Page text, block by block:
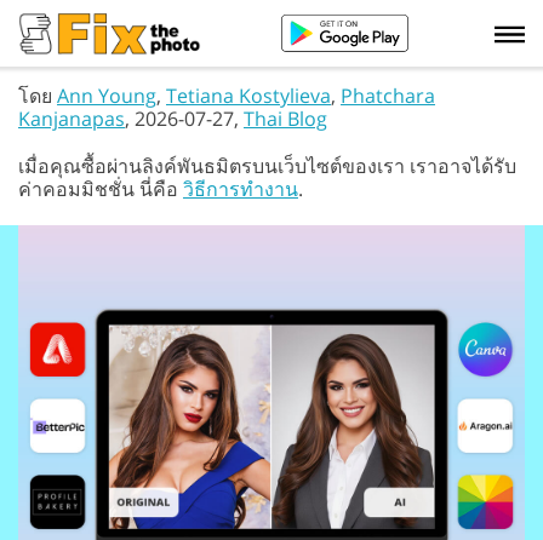
โดย Ann Young, Tetiana Kostylieva, Phatchara
Kanjanapas, 2026-07-27, Thai Blog
เมื่อคุณซื้อผ่านลิงค์พันธมิตรบนเว็บไซต์ของเรา เราอาจได้รับ
ค่าคอมมิชชั่น นี่คือ วิธีการทำงาน.